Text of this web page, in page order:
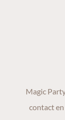
Magic
contact